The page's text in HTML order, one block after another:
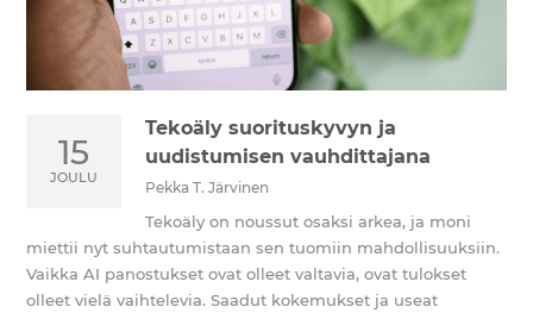
15
JOULU
Tekoäly suorituskyvyn ja
uudistumisen vauhdittajana
Pekka T. Järvinen
Tekoäly on noussut osaksi arkea, ja moni
miettii nyt suhtautumistaan sen tuomiin mahdollisuuksiin.
Vaikka AI panostukset ovat olleet valtavia, ovat tulokset
olleet vielä vaihtelevia. Saadut kokemukset ja useat